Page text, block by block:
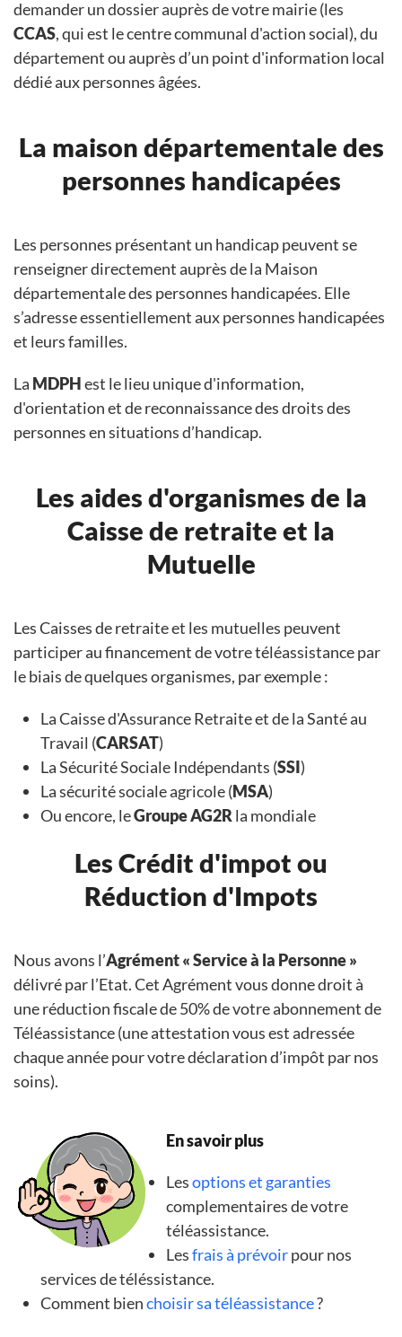
demander un dossier auprès de votre mairie (les
CCAS, qui est le centre communal d'action social), du
département ou auprès d’un point d'information local
dédié aux personnes âgées.
La maison départementale des
personnes handicapées
Les personnes présentant un handicap peuvent se
renseigner directement auprès de la Maison
départementale des personnes handicapées. Elle
s’adresse essentiellement aux personnes handicapées
et leurs familles.
La MDPHest le lieu unique d'information,
d'orientation et de reconnaissance des droits des
personnes en situations d’handicap.
Les aides d'organismes de la
Caisse de retraite et la
Mutuelle
Les Caisses de retraite et les mutuelles peuvent
participer au financement de votre téléassistance par
le biais de quelques organismes, par exemple :
La Caisse d'Assurance Retraite et de la Santé au
Travail (CARSAT)
La Sécurité Sociale Indépendants (SSI)
La sécurité sociale agricole (MSA)
Ou encore, leGroupe AG2R la mondiale
Les Crédit d'impot ou
Réduction d'Impots
Nous avons l’Agrément « Service à la Personne »
délivré par l’Etat. Cet Agrément vous donne droit à
une réduction fiscale de 50% de votre abonnement de
Téléassistance (une attestation vous est adressée
chaque année pour votre déclaration d’impôt par nos
soins).
En savoir plus
Lesoptions et garanties
complementaires de votre
téléassistance.
Lesfrais à prévoirpour nos
services de téléssistance.
Comment bienchoisir sa téléassistance?